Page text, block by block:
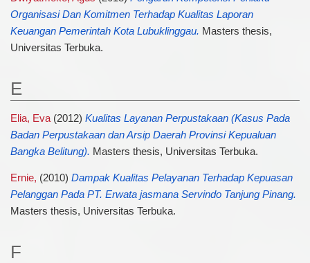
Organisasi Dan Komitmen Terhadap Kualitas Laporan
Keuangan Pemerintah Kota Lubuklinggau. Masters thesis,
Universitas Terbuka.
E
Elia, Eva(2012) Kualitas Layanan Perpustakaan (Kasus Pada
Badan Perpustakaan dan Arsip Daerah Provinsi Kepualuan
Bangka Belitung). Masters thesis, Universitas Terbuka.
Ernie, (2010) Dampak Kualitas Pelayanan Terhadap Kepuasan
Pelanggan Pada PT. Erwata jasmana Servindo Tanjung Pinang.
Masters thesis, Universitas Terbuka.
F